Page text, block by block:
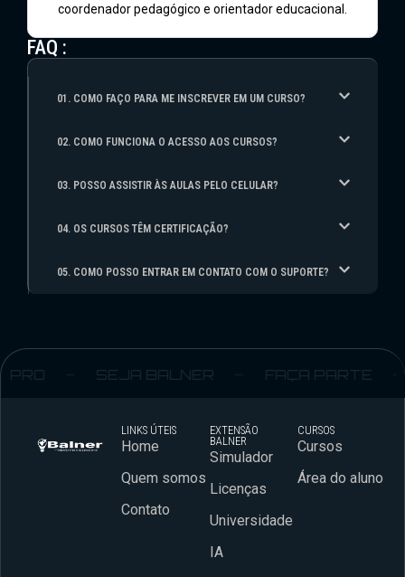
coordenador pedagógico e orientador educacional.
FAQ :
01. COMO FAÇO PARA ME INSCREVER EM UM CURSO?
02. COMO FUNCIONA O ACESSO AOS CURSOS?
03. POSSO ASSISTIR ÀS AULAS PELO CELULAR?
04. OS CURSOS TÊM CERTIFICAÇÃO?
05. COMO POSSO ENTRAR EM CONTATO COM O SUPORTE?
SEJA BALNER FAÇA PARTE
LINKS ÚTEIS
Home
Quem somos
Contato
EXTENSÃO
BALNER
Simulador
Licenças
Universidade
IA
CURSOS
Cursos
Área do aluno